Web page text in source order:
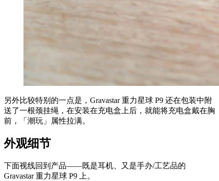
另外比较特别的一点是，Gravastar 重力星球 P9 还在包装中附
送了一根颈挂绳，在安装在充电盒上后，就能将充电盒戴在胸
前，「潮玩」属性拉满。
外观细节
下面视线回到产品——既是耳机、又是手办/工艺品的
Gravastar 重力星球 P9 上。